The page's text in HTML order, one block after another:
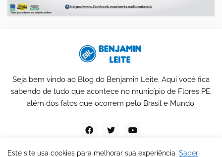
Seja bem vindo ao Blog do Benjamin Leite. Aqui você fica
sabendo de tudo que acontece no município de Flores PE,
além dos fatos que ocorrem pelo Brasil e Mundo.
Este site usa cookies para melhorar sua experiência. Saber